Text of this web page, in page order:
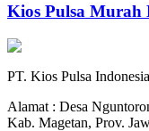
Kios Pulsa Murah
PT. Kios Pulsa Indonesia
Alamat : Desa
Kab. Magetan, Prov.